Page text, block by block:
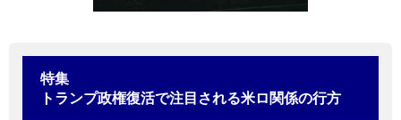
特集
トランプ政権復活で注目される米ロ関係の行方